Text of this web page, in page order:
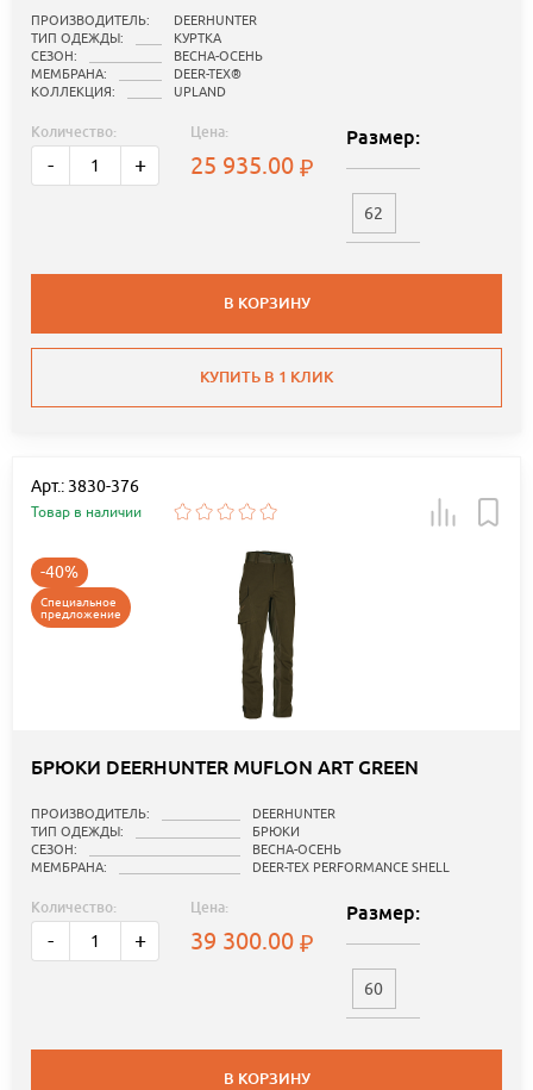
ПРОИЗВОДИТЕЛЬ:
DEERHUNTER
ТИП ОДЕЖДЫ:
КУРТКА
СЕЗОН:
ВЕСНА-ОСЕНЬ
МЕМБРАНА:
DEER-TEX®
КОЛЛЕКЦИЯ:
UPLAND
Количество:
- +
Цена:
25 935.00
Размер:
62
В КОРЗИНУ
КУПИТЬ В 1 КЛИК
Арт.: 3830-376
Товар в наличии
-40%
Специальное
предложение
БРЮКИ DEERHUNTER MUFLON ART GREEN
ПРОИЗВОДИТЕЛЬ:
DEERHUNTER
ТИП ОДЕЖДЫ:
БРЮКИ
СЕЗОН:
ВЕСНА-ОСЕНЬ
МЕМБРАНА:
DEER-TEX PERFORMANCE SHELL
Количество:
- +
Цена:
39 300.00
Размер:
60
В КОРЗИНУ